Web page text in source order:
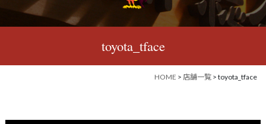
toyota_tface
HOME > 店舗一覧 > toyota_tface